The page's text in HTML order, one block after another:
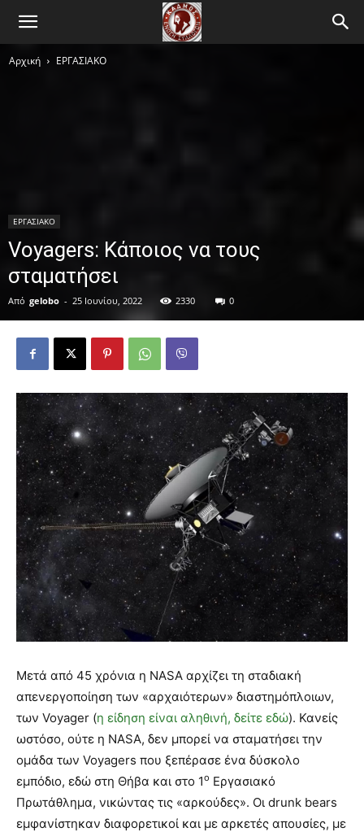
Αρχική ΕΡΓΑΣΙΑΚΟ
ΕΡΓΑΣΙΑΚΟ
Voyagers: Κάποιος να τους
σταματήσει
Από gelobo - 25 Ιουνίου, 2022 2330 0
Μετά από 45 χρόνια η NASA αρχίζει τη σταδιακή
απενεργοποίηση των «αρχαιότερων» διαστημόπλοιων,
των Voyager (η είδηση είναι αληθινή, δείτε εδώ). Κανείς
ωστόσο, ούτε η NASA, δεν μπορεί να σταματήσει την
ομάδα των Voyagers που ξεπέρασε ένα δύσκολο
εμπόδιο, εδώ στη Θήβα και στο 1ο Εργασιακό
Πρωτάθλημα, νικώντας τις «αρκούδες». Οι drunk bears
εμφανίστηκαν διαφορετικοί και με αρκετές απουσίες, με